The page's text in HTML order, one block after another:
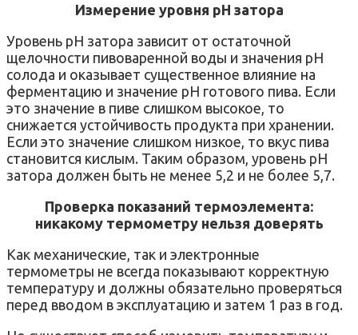
Измерение уровня pH затора
Уровень pH затора зависит от остаточной
щелочности пивоваренной воды и значения pH
солода и оказывает существенное влияние на
ферментацию и значение pH готового пива. Если
это значение в пиве слишком высокое, то
снижается устойчивость продукта при хранении.
Если это значение слишком низкое, то вкус пива
становится кислым. Таким образом, уровень pH
затора должен быть не менее 5,2 и не более 5,7.
Проверка показаний термоэлемента:
никакому термометру нельзя доверять
Как механические, так и электронные
термометры не всегда показывают корректную
температуру и должны обязательно проверяться
перед вводом в эксплуатацию и затем 1 раз в год.